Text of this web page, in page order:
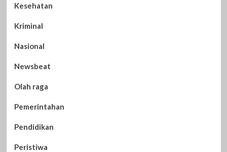
Kesehatan
Kriminal
Nasional
Newsbeat
Olah raga
Pemerintahan
Pendidikan
Peristiwa